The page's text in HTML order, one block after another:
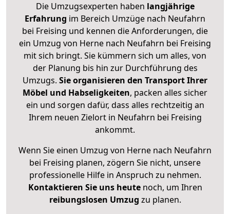
Die Umzugsexperten haben langjährige
Erfahrung im Bereich Umzüge nach Neufahrn
bei Freising und kennen die Anforderungen, die
ein Umzug von Herne nach Neufahrn bei Freising
mit sich bringt. Sie kümmern sich um alles, von
der Planung bis hin zur Durchführung des
Umzugs. Sie organisieren den Transport Ihrer
Möbel und Habseligkeiten, packen alles sicher
ein und sorgen dafür, dass alles rechtzeitig an
Ihrem neuen Zielort in Neufahrn bei Freising
ankommt.
Wenn Sie einen Umzug von Herne nach Neufahrn
bei Freising planen, zögern Sie nicht, unsere
professionelle Hilfe in Anspruch zu nehmen.
Kontaktieren Sie uns heutenoch, um Ihren
reibungslosen Umzug zu planen.